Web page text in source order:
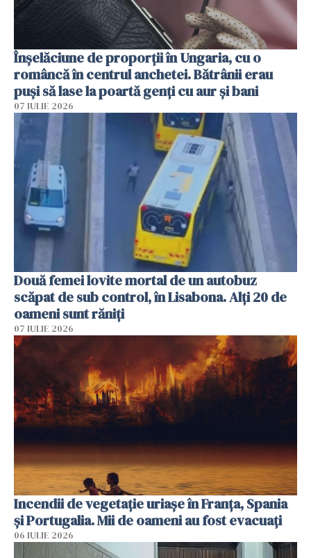
Înșelăciune de proporții în Ungaria, cu o
româncă în centrul anchetei. Bătrânii erau
puși să lase la poartă genți cu aur și bani
07 IULIE 2026
Două femei lovite mortal de un autobuz
scăpat de sub control, în Lisabona. Alți 20 de
oameni sunt răniți
07 IULIE 2026
Incendii de vegetație uriașe în Franța, Spania
și Portugalia. Mii de oameni au fost evacuați
06 IULIE 2026